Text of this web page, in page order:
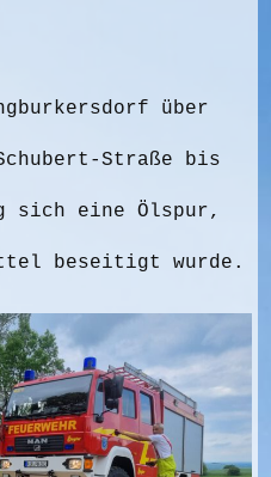
über
Straße bis
sich eine Ölspur,
beseitigt wurde.